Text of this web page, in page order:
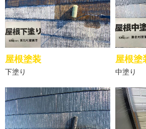
屋根塗装
下塗り
屋根塗
中塗り